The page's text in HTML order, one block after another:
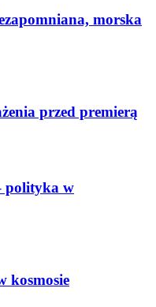
morska
przed premierą
polityka w
kosmosie